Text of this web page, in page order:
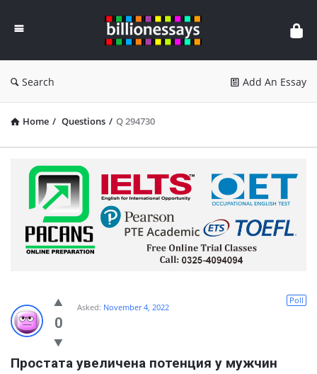
Essays
Search Add An Essay
Home / Questions / Q 294730
0
Poll
Asked: November 4, 2022
Простата увеличена потенция у мужчин